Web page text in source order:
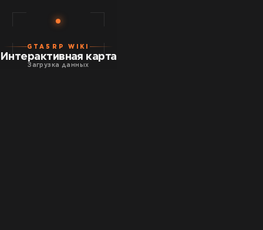
GTA5RP WIKI
Интерактивная карта
Загрузка данных